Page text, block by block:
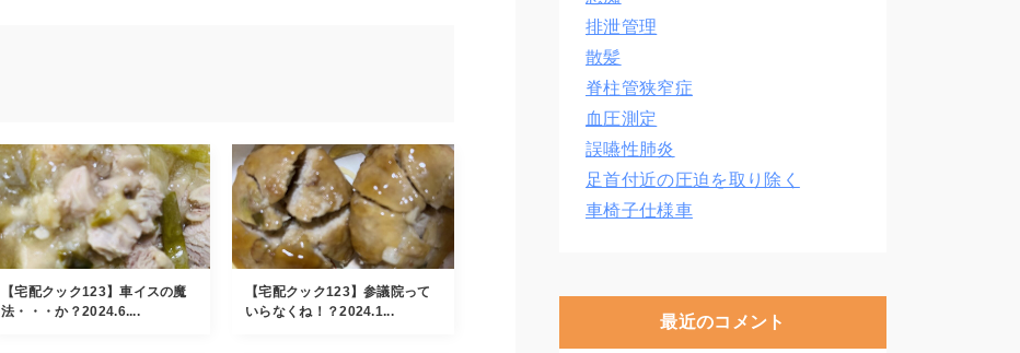
【宅配クック123】車イスの魔
法・・・か？2024.6....
【宅配クック123】参議院って
いらなくね！？2024.1...
排泄管理
散髪
脊柱管狭窄症
血圧測定
誤嚥性肺炎
足首付近の圧迫を取り除く
車椅子仕様車
最近のコメント